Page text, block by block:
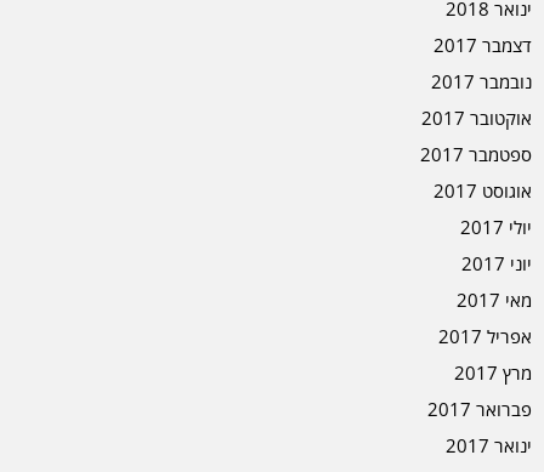
ינואר 2018
דצמבר 2017
נובמבר 2017
אוקטובר 2017
ספטמבר 2017
אוגוסט 2017
יולי 2017
יוני 2017
מאי 2017
אפריל 2017
מרץ 2017
פברואר 2017
ינואר 2017